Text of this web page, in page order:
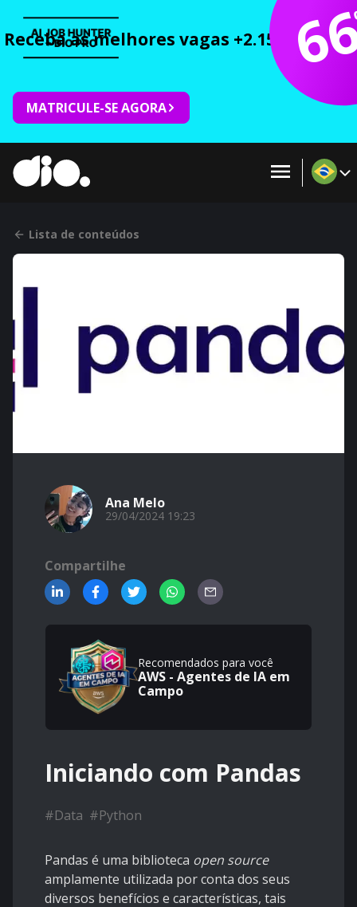
Receba as melhores vagas +2.150 cursos
MATRICULE-SE AGORA
Lista de conteúdos
Ana Melo
29/04/2024 19:23
Compartilhe
Recomendados para você
AWS - Agentes de IA em
Campo
Iniciando com Pandas
#Data #Python
Pandas é uma biblioteca open source
amplamente utilizada por conta dos seus
diversos benefícios e características, tais